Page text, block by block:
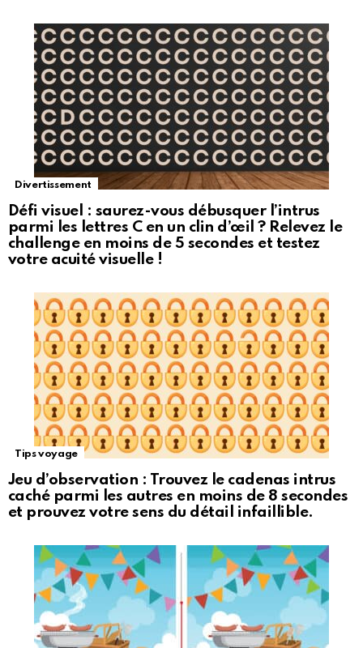
Divertissement
Défi visuel : saurez-vous débusquer l’intrus
parmi les lettres C en un clin d’œil ? Relevez le
challenge en moins de 5 secondes et testez
votre acuité visuelle !
Tips voyage
Jeu d’observation : Trouvez le cadenas intrus
caché parmi les autres en moins de 8 secondes
et prouvez votre sens du détail infaillible.